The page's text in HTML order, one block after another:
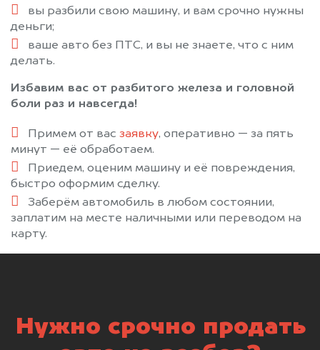
вы разбили свою машину, и вам срочно нужны
деньги;
ваше авто без ПТС, и вы не знаете, что с ним
делать.
Избавим вас от разбитого железа и головной
боли раз и навсегда!
Примем от вас заявку, оперативно — за пять
минут — её обработаем.
Приедем, оценим машину и её повреждения,
быстро оформим сделку.
Заберём автомобиль в любом состоянии,
заплатим на месте наличными или переводом на
карту.
Нужно срочно продать